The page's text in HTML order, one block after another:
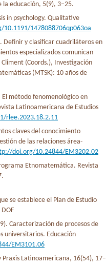
la educación, 5(9), 3–25.
in psychology. Qualitative
10.1191/1478088706qp063oa
Definir y clasificar cuadriláteros en
especializados comunican
(Coords.), Investigación
(MTSK): 10 años de
método fenomenológico en
Latinoamericana de Estudios
rlee.2023.18.2.11
claves del conocimiento
de las relaciones área-
doi.org/10.24844/EM3202.02
Etnomatemática. Revista
se establece el Plan de Estudio
Caracterización de procesos de
universitarios. Educación
EM3101.06
Praxis Latinoamericana, 16(54), 17–